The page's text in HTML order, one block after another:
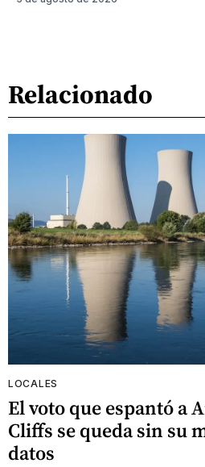
Relacionado
LOCALES
El voto que espantó a
Cliffs se queda sin su
datos